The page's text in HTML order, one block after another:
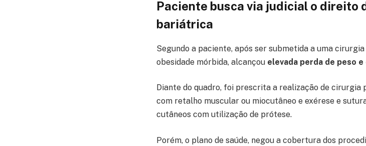
Paciente busca via judicial o direito
bariátrica
Segundo a paciente, após ser submetida a uma
obesidade mórbida, alcançou elevada perda de peso
Diante do quadro, foi prescrita a realização de
com retalho muscular ou miocutâneo e exérese e
cutâneos com utilização de prótese.
Porém, o plano de saúde, negou a cobertura dos